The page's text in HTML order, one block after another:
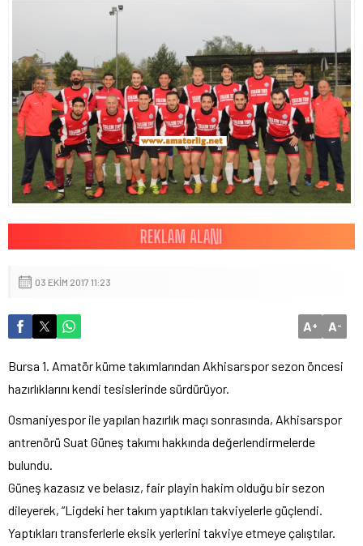
03 EKIM 2017 11:23
A+ A-
Bursa 1. Amatör küme takımlarından Akhisarspor sezon öncesi
hazırlıklarını kendi tesislerinde sürdürüyor.
Osmaniyespor ile yapılan hazırlık maçı sonrasında, Akhisarspor
antrenörü Suat Güneş takımı hakkında değerlendirmelerde
bulundu.
Güneş kazasız ve belasız, fair playin hakim olduğu bir sezon
dileyerek, “Ligdeki her takım yaptıkları takviyelerle güçlendi.
Yaptıkları transferlerle eksik yerlerini takviye etmeye çalıştılar.